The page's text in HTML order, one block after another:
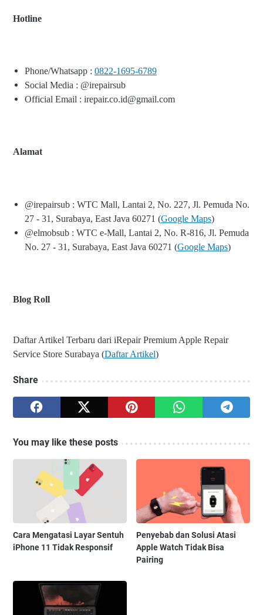
Hotline
Phone/Whatsapp : 0822-1695-6789
Social Media : @irepairsub
Official Email : irepair.co.id@gmail.com
Alamat
@irepairsub : WTC Mall, Lantai 2, No. 227, Jl. Pemuda No.
27 - 31, Surabaya, East Java 60271 (Google Maps)
@elmobsub : WTC e-Mall, Lantai 2, No. R-816, Jl. Pemuda
No. 27 - 31, Surabaya, East Java 60271 (Google Maps)
Blog Roll
Daftar Artikel Terbaru dari iRepair Premium Apple Repair
Service Store Surabaya (Daftar Artikel)
Share
You may like these posts
Cara Mengatasi Layar Sentuh
iPhone 11 Tidak Responsif
Penyebab dan Solusi Atasi
Apple Watch Tidak Bisa
Pairing